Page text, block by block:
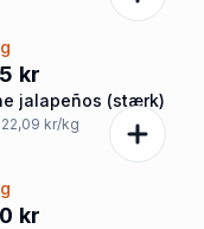
kr
jalapeños (stærk)
kr/kg
kr